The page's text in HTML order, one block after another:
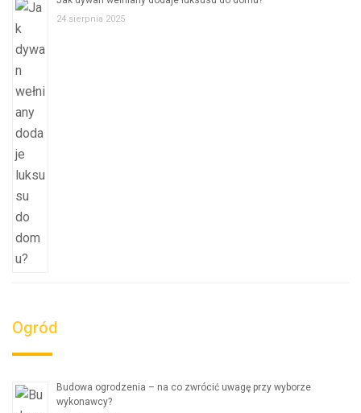
24 sierpnia 2025
Ogród
Budowa ogrodzenia – na co zwrócić uwagę przy wyborze
wykonawcy?